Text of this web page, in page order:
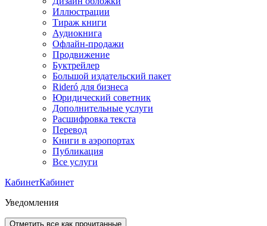
Иллюстрации
Тираж книги
Аудиокнига
Офлайн-продажи
Продвижение
Буктрейлер
Большой издательский пакет
Rideró для бизнеса
Юридический советник
Дополнительные услуги
Расшифровка текста
Перевод
Книги в аэропортах
Публикация
Все услуги
КабинетКабинет
Уведомления
Отметить все как прочитанные